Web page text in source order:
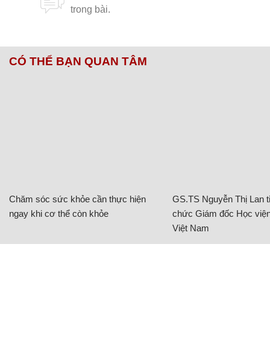
CÓ THỂ BẠN QUAN TÂM
Chăm sóc sức khỏe cần thực hiện
ngay khi cơ thể còn khỏe
GS.TS Nguyễn Thị Lan
chức Giám đốc Học
Việt Nam